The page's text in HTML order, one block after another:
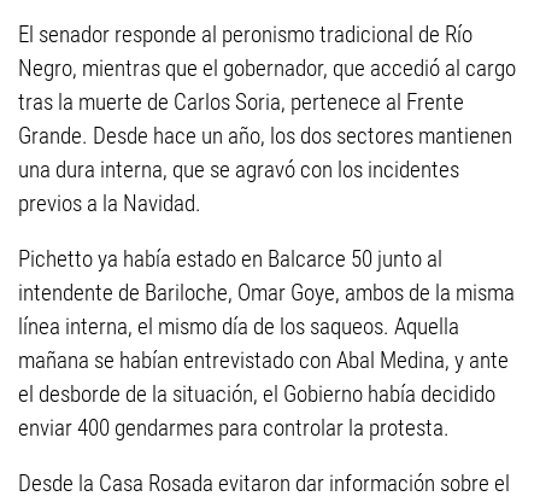
El senador responde al peronismo tradicional de Río
Negro, mientras que el gobernador, que accedió al cargo
tras la muerte de Carlos Soria, pertenece al Frente
Grande. Desde hace un año, los dos sectores mantienen
una dura interna, que se agravó con los incidentes
previos a la Navidad.
Pichetto ya había estado en Balcarce 50 junto al
intendente de Bariloche, Omar Goye, ambos de la misma
línea interna, el mismo día de los saqueos. Aquella
mañana se habían entrevistado con Abal Medina, y ante
el desborde de la situación, el Gobierno había decidido
enviar 400 gendarmes para controlar la protesta.
Desde la Casa Rosada evitaron dar información sobre el